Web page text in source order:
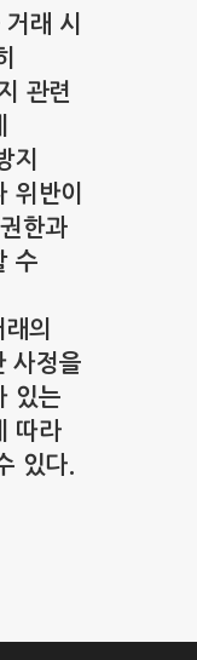
래 시
관련
지
위반이
한과
수
의
사정을
있는
따라
있다.